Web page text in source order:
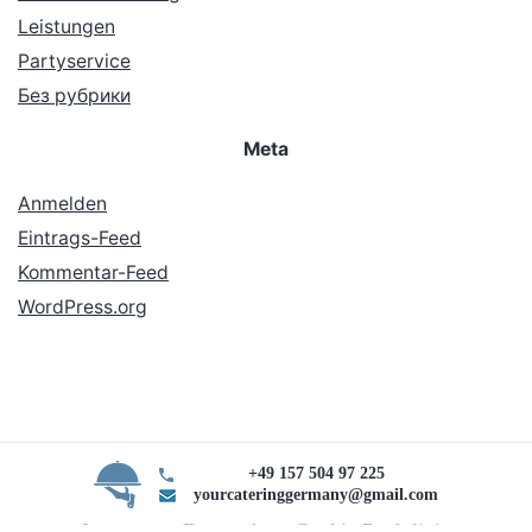
Leistungen
Partyservice
Без рубрики
Meta
Anmelden
Eintrags-Feed
Kommentar-Feed
WordPress.org
+49 157 504 97 225
yourcateringgermany@gmail.com